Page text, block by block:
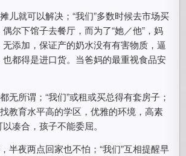
儿就可以解决；“我们”多数时候去市场买
尔下馆子去餐厅，而为了“她／他”，妈
添加，保证产的奶水没有有害物质，逼
都得是进口货。当爸妈的最重视食品安
无所谓；“我们”或租或买总得有套房子；
教育水平高的学区，优雅的环境，高素
凑合，孩子不能委屈。
半夜两点回家也不怕；“我们”互相提醒早